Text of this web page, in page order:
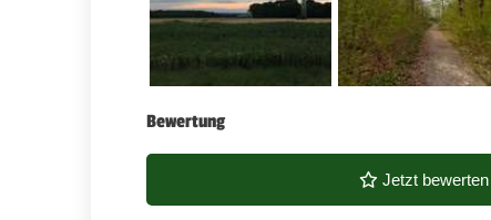
Bewertung
Jetzt bewerten